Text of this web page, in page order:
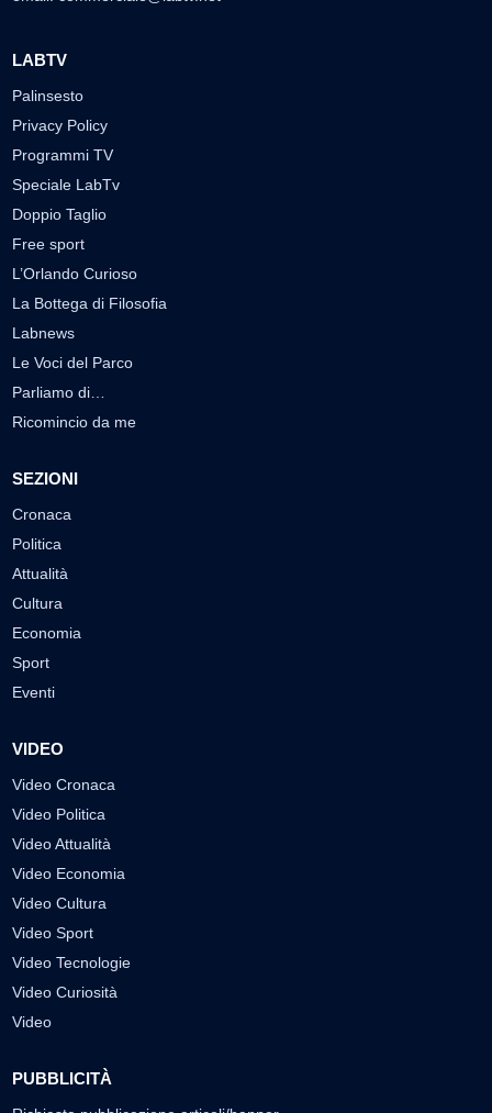
LABTV
Palinsesto
Privacy Policy
Programmi TV
Speciale LabTv
Doppio Taglio
Free sport
L’Orlando Curioso
La Bottega di Filosofia
Labnews
Le Voci del Parco
Parliamo di…
Ricomincio da me
SEZIONI
Cronaca
Politica
Attualità
Cultura
Economia
Sport
Eventi
VIDEO
Video Cronaca
Video Politica
Video Attualità
Video Economia
Video Cultura
Video Sport
Video Tecnologie
Video Curiosità
Video
PUBBLICITÀ